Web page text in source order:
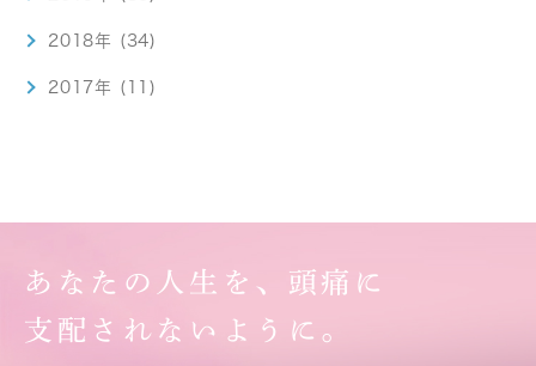
2018年 (34)
2017年 (11)
あなたの人生を、頭痛に
支配されないように。